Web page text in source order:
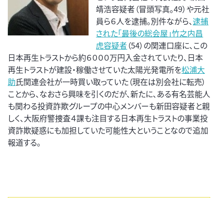
靖浩容疑者（冒頭写真。49）や元社
員ら６人を逮捕。別件ながら、逮捕
された「最後の総会屋」竹之内昌
虎容疑者（54）の関連口座に、この
日本再生トラストから約６０００万円入金されていたり、日本
再生トラストが建設・稼働させていた太陽光発電所を松浦大
助氏関連会社が一時買い取っていた（現在は別会社に転売）
ことから、なおさら興味を引くのだが、新たに、ある有名芸能人
も関わる投資詐欺グループの中心メンバーも新田容疑者と親
しく、大阪府警捜査４課も注目する日本再生トラストの事業投
資詐欺疑惑にも加担していた可能性大ということなので追加
報道する。